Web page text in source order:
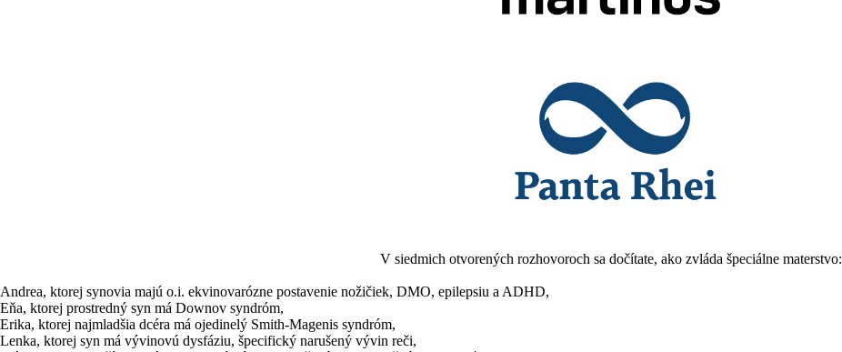
V siedmich otvorených rozhovoroch sa dočítate, ako zvláda špeciálne materstvo:
Andrea, ktorej synovia majú o.i. ekvinovarózne postavenie nožičiek, DMO, epilepsiu a ADHD,
Eňa, ktorej prostredný syn má Downov syndróm,
Erika, ktorej najmladšia dcéra má ojedinelý Smith-Magenis syndróm,
Lenka, ktorej syn má vývinovú dysfáziu, špecifický narušený vývin reči,